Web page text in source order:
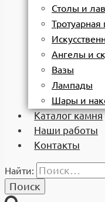
Столы и
Тротуарная
Ангелы и
Вазы
Лампады
Шары и
Каталог камня
Наши работы
Контакты
Найти: